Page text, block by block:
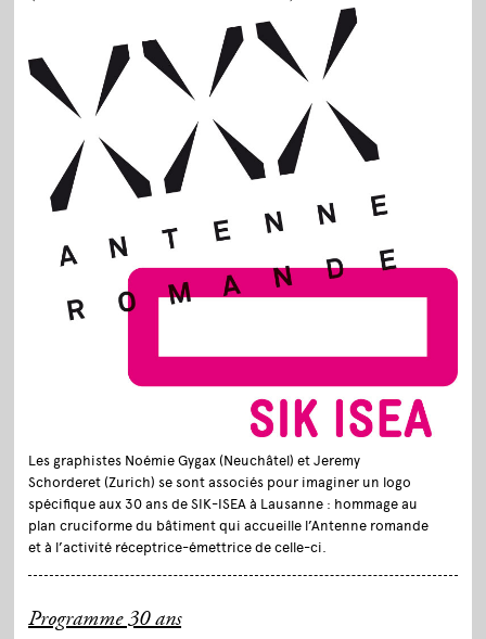
Les graphistes Noémie Gygax (Neuchâtel) et Jeremy
Schorderet (Zurich) se sont associés pour imaginer un logo
spécifique aux 30 ans de SIK-ISEA à Lausanne : hommage au
plan cruciforme du bâtiment qui accueille l’Antenne romande
et à l’activité réceptrice-émettrice de celle-ci.
Programme 30 ans